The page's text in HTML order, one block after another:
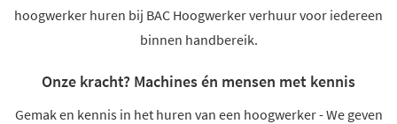
hoogwerker huren bij BAC Hoogwerker verhuur voor iedereen
binnen handbereik.
Onze kracht? Machines én mensen met kennis
Gemak en kennis in het huren van een hoogwerker - We geven